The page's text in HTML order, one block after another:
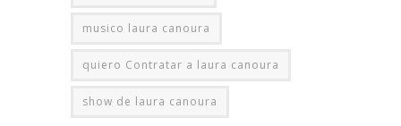
musico laura canoura
quiero Contratar a laura canoura
show de laura canoura